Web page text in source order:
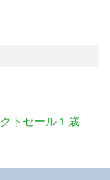
トセール１歳